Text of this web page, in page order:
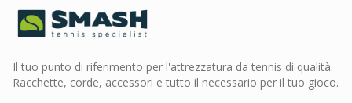
Il tuo punto di riferimento per l'attrezzatura da tennis di qualità.
Racchette, corde, accessori e tutto il necessario per il tuo gioco.